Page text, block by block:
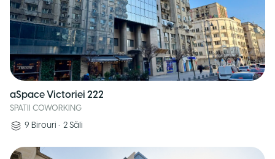
aSpace Victoriei 222
SPATII COWORKING
9 Birouri • 2 Săli